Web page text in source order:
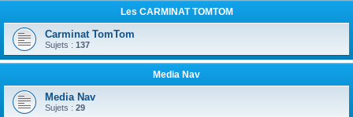
Les CARMINAT TOMTOM
Carminat TomTom
Sujets : 137
Media Nav
Media Nav
Sujets : 29